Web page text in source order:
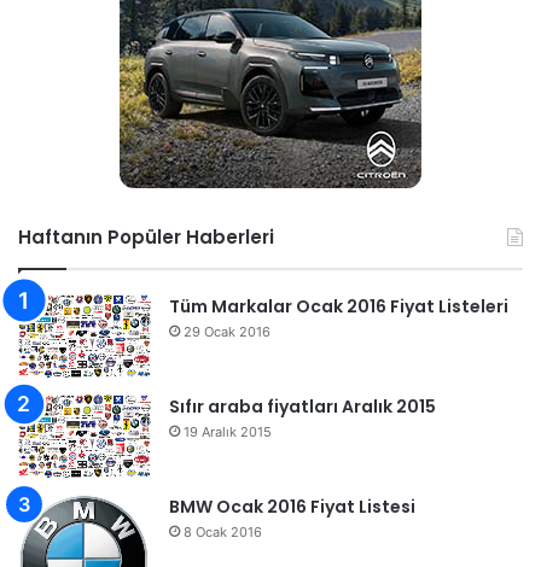
Haftanın Popüler Haberleri
Tüm Markalar Ocak 2016 Fiyat Listeleri
29 Ocak 2016
Sıfır araba fiyatları Aralık 2015
19 Aralık 2015
BMW Ocak 2016 Fiyat Listesi
8 Ocak 2016